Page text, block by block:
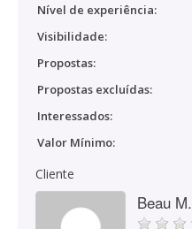
Nível de experiência:
Visibilidade:
Propostas:
Propostas excluídas:
Interessados:
Valor Mínimo:
Cliente
Beau M.